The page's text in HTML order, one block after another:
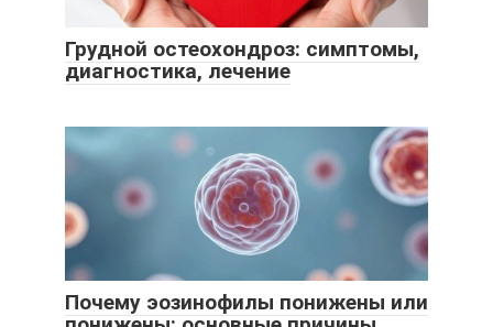
Грудной остеохондроз: симптомы,
диагностика, лечение
Почему эозинофилы понижены или